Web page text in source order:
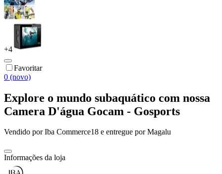
+4
Favoritar
0 (novo)
Explore o mundo subaquático com nossa
Camera D'água Gocam - Gosports
Vendido porIba Commerce18 e entregue por Magalu
Informações da loja